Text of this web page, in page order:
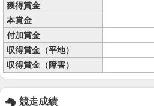
獲得賞金
本賞金
付加賞金
収得賞金（平地）
収得賞金（障害）
競走成績